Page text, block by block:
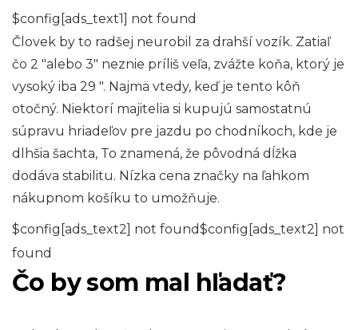
$config[ads_text1] not found
Človek by to radšej neurobil za drahší vozík. Zatiaľ
čo 2 "alebo 3" neznie príliš veľa, zvážte koňa, ktorý je
vysoký iba 29 ". Najmä vtedy, keď je tento kôň
otočný. Niektorí majitelia si kupujú samostatnú
súpravu hriadeľov pre jazdu po chodníkoch, kde je
dlhšia šachta, To znamená, že pôvodná dĺžka
dodáva stabilitu. Nízka cena značky na ľahkom
nákupnom košíku to umožňuje.
$config[ads_text2] not found$config[ads_text2] not
found
Čo by som mal hľadať?